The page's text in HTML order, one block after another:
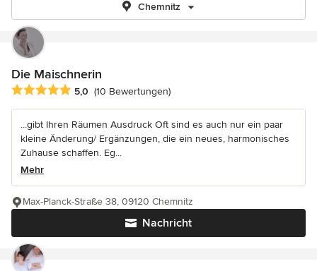
Chemnitz
Die Maischnerin
Durchschnittliche Bewertung: 5 von 5 Sternen
5,0 (10 Bewertungen)
...gibt Ihren Räumen Ausdruck Oft sind es auch nur ein paar
kleine Änderung/ Ergänzungen, die ein neues, harmonisches
Zuhause schaffen. Eg...
Mehr
Nachricht
Max-Planck-Straße 38, 09120 Chemnitz